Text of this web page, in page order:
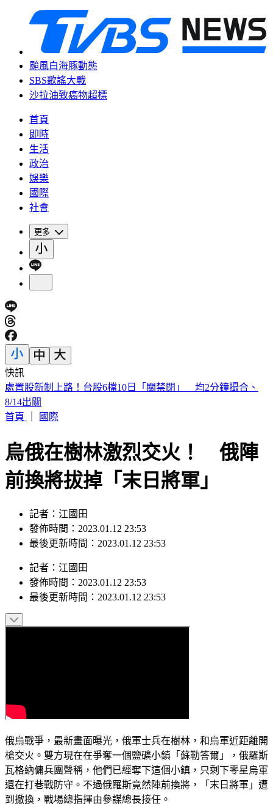
颱風白海豚動態
SBS歌謠大戰
沙拉油致癌物超標
首頁
即時
生活
政治
娛樂
國際
社會
更多
快訊
漢光Day3！模擬共軍襲擊 幻象2000「緊急升空」迎敵畫面
曝
首頁
國際
烏俄在樹林激烈交火！ 俄陣
前換將拔掉「末日將軍」
記者：江國田
發佈時間：2023.01.12 23:53
最後更新時間：2023.01.12 23:53
記者 ： 江國田
發佈時間： 2023.01.12 23:53
最後更新時間： 2023.01.12 23:53
俄烏戰爭，最新畫面曝光，俄軍士兵在樹林，和烏軍近距離開
槍交火。雙方現在在爭奪一個鹽礦小鎮「蘇勒答爾」，俄羅斯
瓦格納傭兵團聲稱，他們已經奪下這個小鎮，只剩下零星烏軍
還在打巷戰防守。不過俄羅斯竟然陣前換將，「末日將軍」遭
到撤換，戰場總指揮由參謀總長接任。